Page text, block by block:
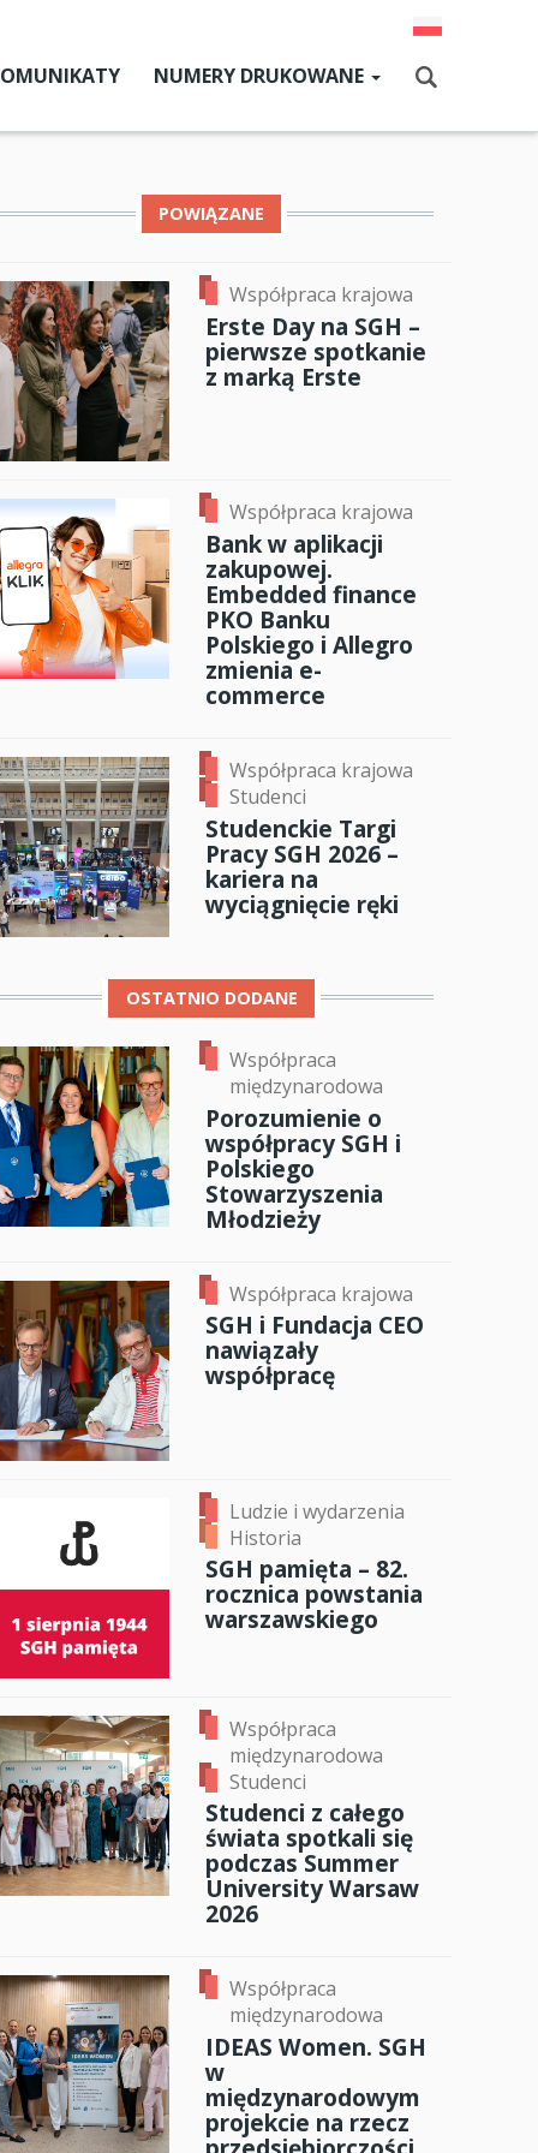
SGH
SGH
NUMERY DRUKOWANE
Aktualny numer
POWIĄZANE
Współpraca krajowa
Erste Day na SGH –
pierwsze spotkanie
z marką Erste
Współpraca krajowa
Bank w aplikacji
zakupowej.
Embedded finance
PKO Banku
Polskiego i Allegro
zmienia e-
commerce
Współpraca krajowa
Studenci
Studenckie Targi
Pracy SGH 2026 –
kariera na
wyciągnięcie ręki
OSTATNIO DODANE
Współpraca
międzynarodowa
Porozumienie o
współpracy SGH i
Polskiego
Stowarzyszenia
Młodzieży
Współpraca krajowa
SGH i Fundacja CEO
nawiązały
współpracę
Ludzie i wydarzenia
Historia
SGH pamięta – 82.
rocznica powstania
warszawskiego
Współpraca
międzynarodowa
Studenci
Studenci z całego
świata spotkali się
podczas Summer
University Warsaw
2026
Współpraca
międzynarodowa
IDEAS Women. SGH
w
międzynarodowym
projekcie na rzecz